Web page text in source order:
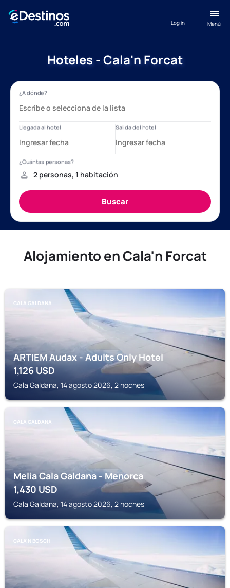
Menú
Log in
Hoteles - Cala'n Forcat
Alojamiento en Cala'n Forcat
CALA GALDANA
ARTIEM Audax - Adults Only Hotel
1,126USD
Cala Galdana, 14 agosto 2026, 2 noches
CALA GALDANA
Melia Cala Galdana - Menorca
1,430USD
Cala Galdana, 14 agosto 2026, 2 noches
CALA'N BOSCH